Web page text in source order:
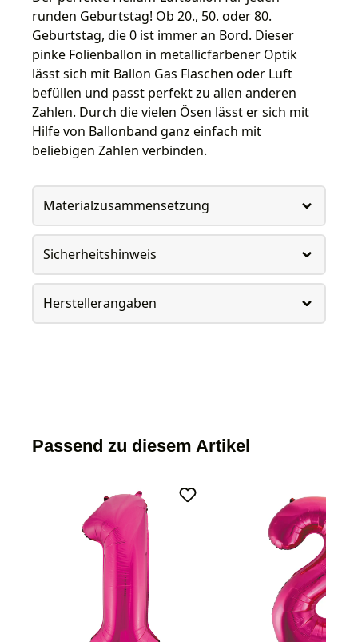
runden Geburtstag! Ob 20., 50. oder 80.
Geburtstag, die 0 ist immer an Bord. Dieser
pinke Folienballon in metallicfarbener Optik
lässt sich mit Ballon Gas Flaschen oder Luft
befüllen und passt perfekt zu allen anderen
Zahlen. Durch die vielen Ösen lässt er sich mit
Hilfe von Ballonband ganz einfach mit
beliebigen Zahlen verbinden.
Materialzusammensetzung
Sicherheitshinweis
Herstellerangaben
Passend zu diesem Artikel